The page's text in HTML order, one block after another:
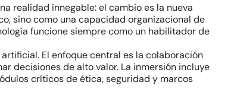
realidad innegable: el cambio es la nueva
sino como una capacidad organizacional de
funcione siempre como un habilitador de
El enfoque central es la colaboración
decisiones de alto valor. La inmersión incluye
críticos de ética, seguridad y marcos